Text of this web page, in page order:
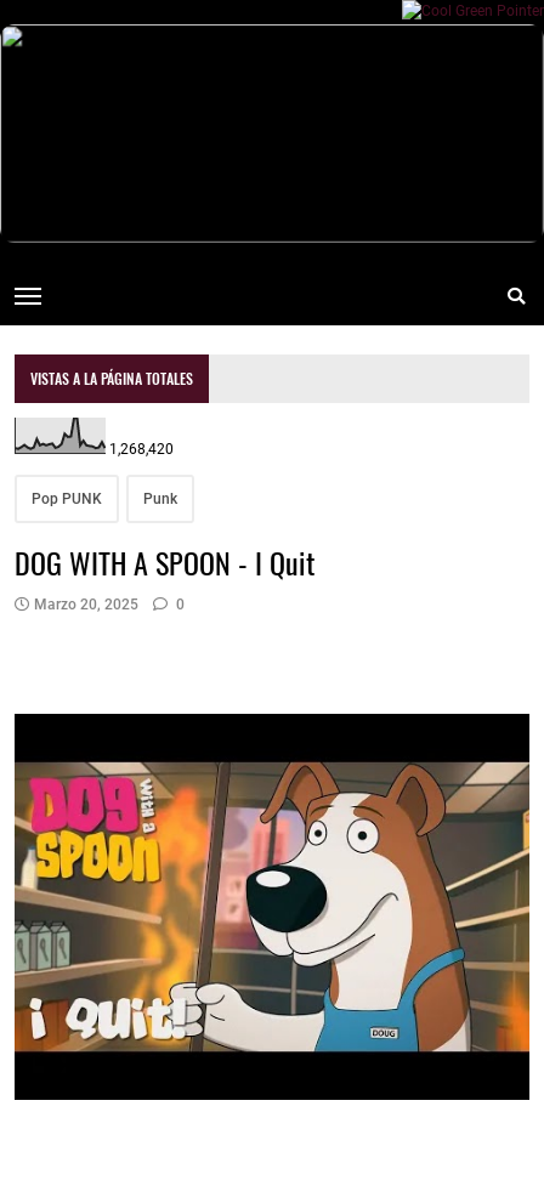
VISTAS A LA PÁGINA TOTALES
1,268,420
Pop PUNK Punk
DOG WITH A SPOON - I Quit
Marzo 20, 2025 0